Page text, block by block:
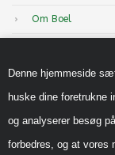
Denne hjemmeside
huske dine foretrukne
og analyserer besøg
forbedres, og at vores
Om Boel
Inspiration